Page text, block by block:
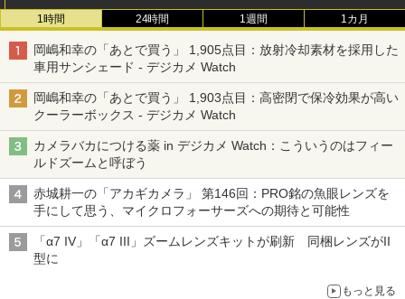
1時間 24時間 1週間 1カ月
岡嶋和幸の「あとで買う」 1,905点目：放射冷却素材を採用した
車用サンシェード - デジカメ Watch
岡嶋和幸の「あとで買う」 1,903点目：高密閉で保冷効果が高い
クーラーボックス - デジカメ Watch
カメラバカにつける薬 in デジカメ Watch：こういうのはフィー
ルドズームと呼ぼう
赤城耕一の「アカギカメラ」 第146回：PRO銘の魚眼レンズを
手にして思う、マイクロフォーサーズへの期待と可能性
「α7 IV」「α7 III」ズームレンズキットが刷新 同梱レンズがII
型に
もっと見る